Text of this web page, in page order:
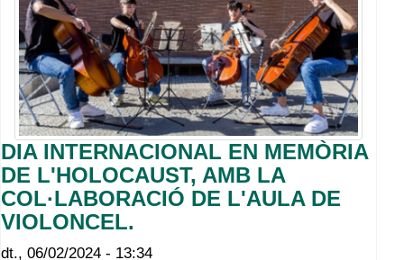
DIA INTERNACIONAL EN MEMÒRIA
DE L'HOLOCAUST, AMB LA
COL·LABORACIÓ DE L'AULA DE
VIOLONCEL.
dt., 06/02/2024 - 13:34